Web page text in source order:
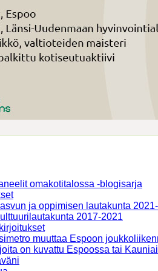
omakotitalossa -blogisarja
ja oppimisen lautakunta
2017-2021
muuttaa Espoon
on kuvattu Espoossa tai